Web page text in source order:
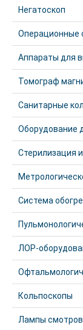
Негатоскоп
Операционные
Аппараты для
Томограф
Санитарные
Оборудование
Стерилизация
Система
ЛОР-
Кольпоскопы
Лампы